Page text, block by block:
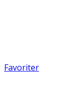
Favoriter